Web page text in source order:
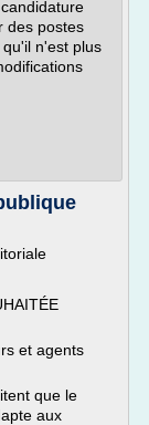
des postes
n'est plus
et agents
que le
aux